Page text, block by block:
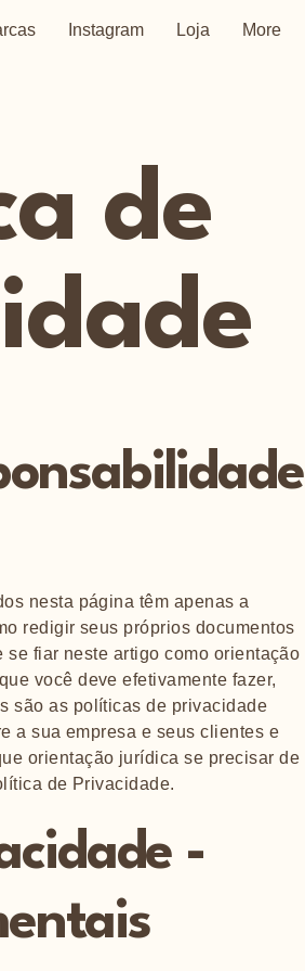
Instagram Loja More
de
nesta página têm apenas a
redigir seus próprios documentos
fiar neste artigo como orientação
você deve efetivamente fazer,
são as políticas de privacidade
a sua empresa e seus clientes e
orientação jurídica se precisar de
de Privacidade.
-